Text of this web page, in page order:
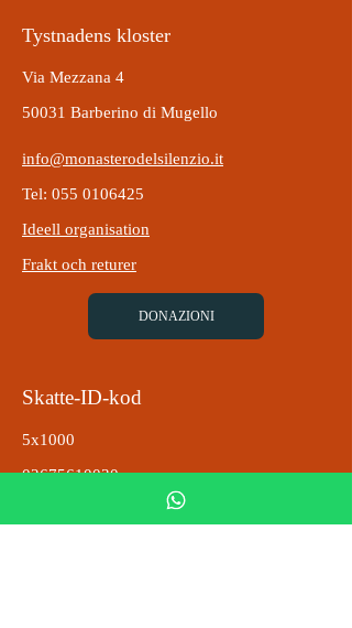
Tystnadens kloster
Via Mezzana 4
50031 Barberino di Mugello
info@monasterodelsilenzio.it
Tel: 055 0106425
Ideell organisation
Frakt och returer
DONAZIONI
Skatte-ID-kod
5x1000
02675610030
Montecuccoli-klostret